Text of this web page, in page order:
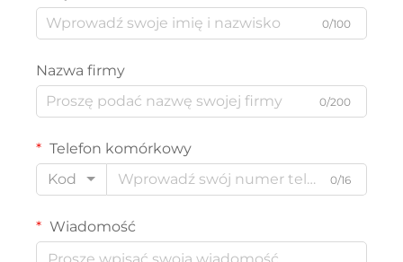
0/100
Nazwa firmy
0/200
Telefon komórkowy
Kod
0/16
Wiadomość